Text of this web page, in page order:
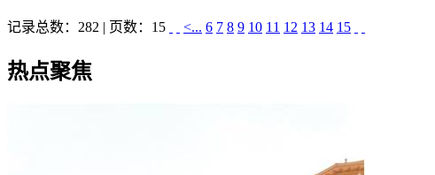
记录总数：282 | 页数：15 <... 6 7 8 9 10 11 12 13 14 15
热点聚焦